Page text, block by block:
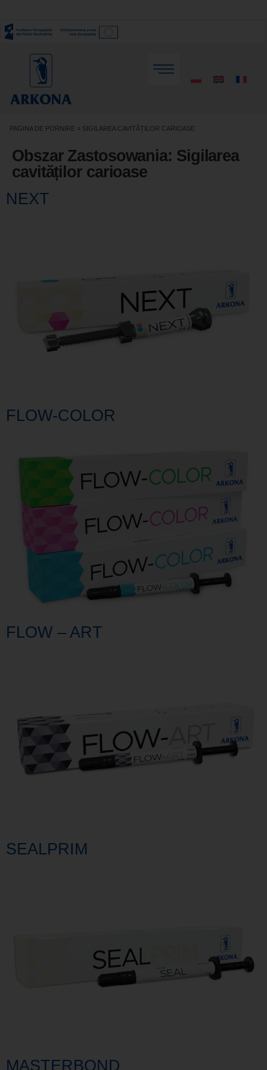
PAGINA DE PORNIRE » SIGILAREA CAVITĂȚILOR CARIOASE
Obszar Zastosowania: Sigilarea
cavităților carioase
NEXT
FLOW-COLOR
FLOW – ART
SEALPRIM
MASTERBOND